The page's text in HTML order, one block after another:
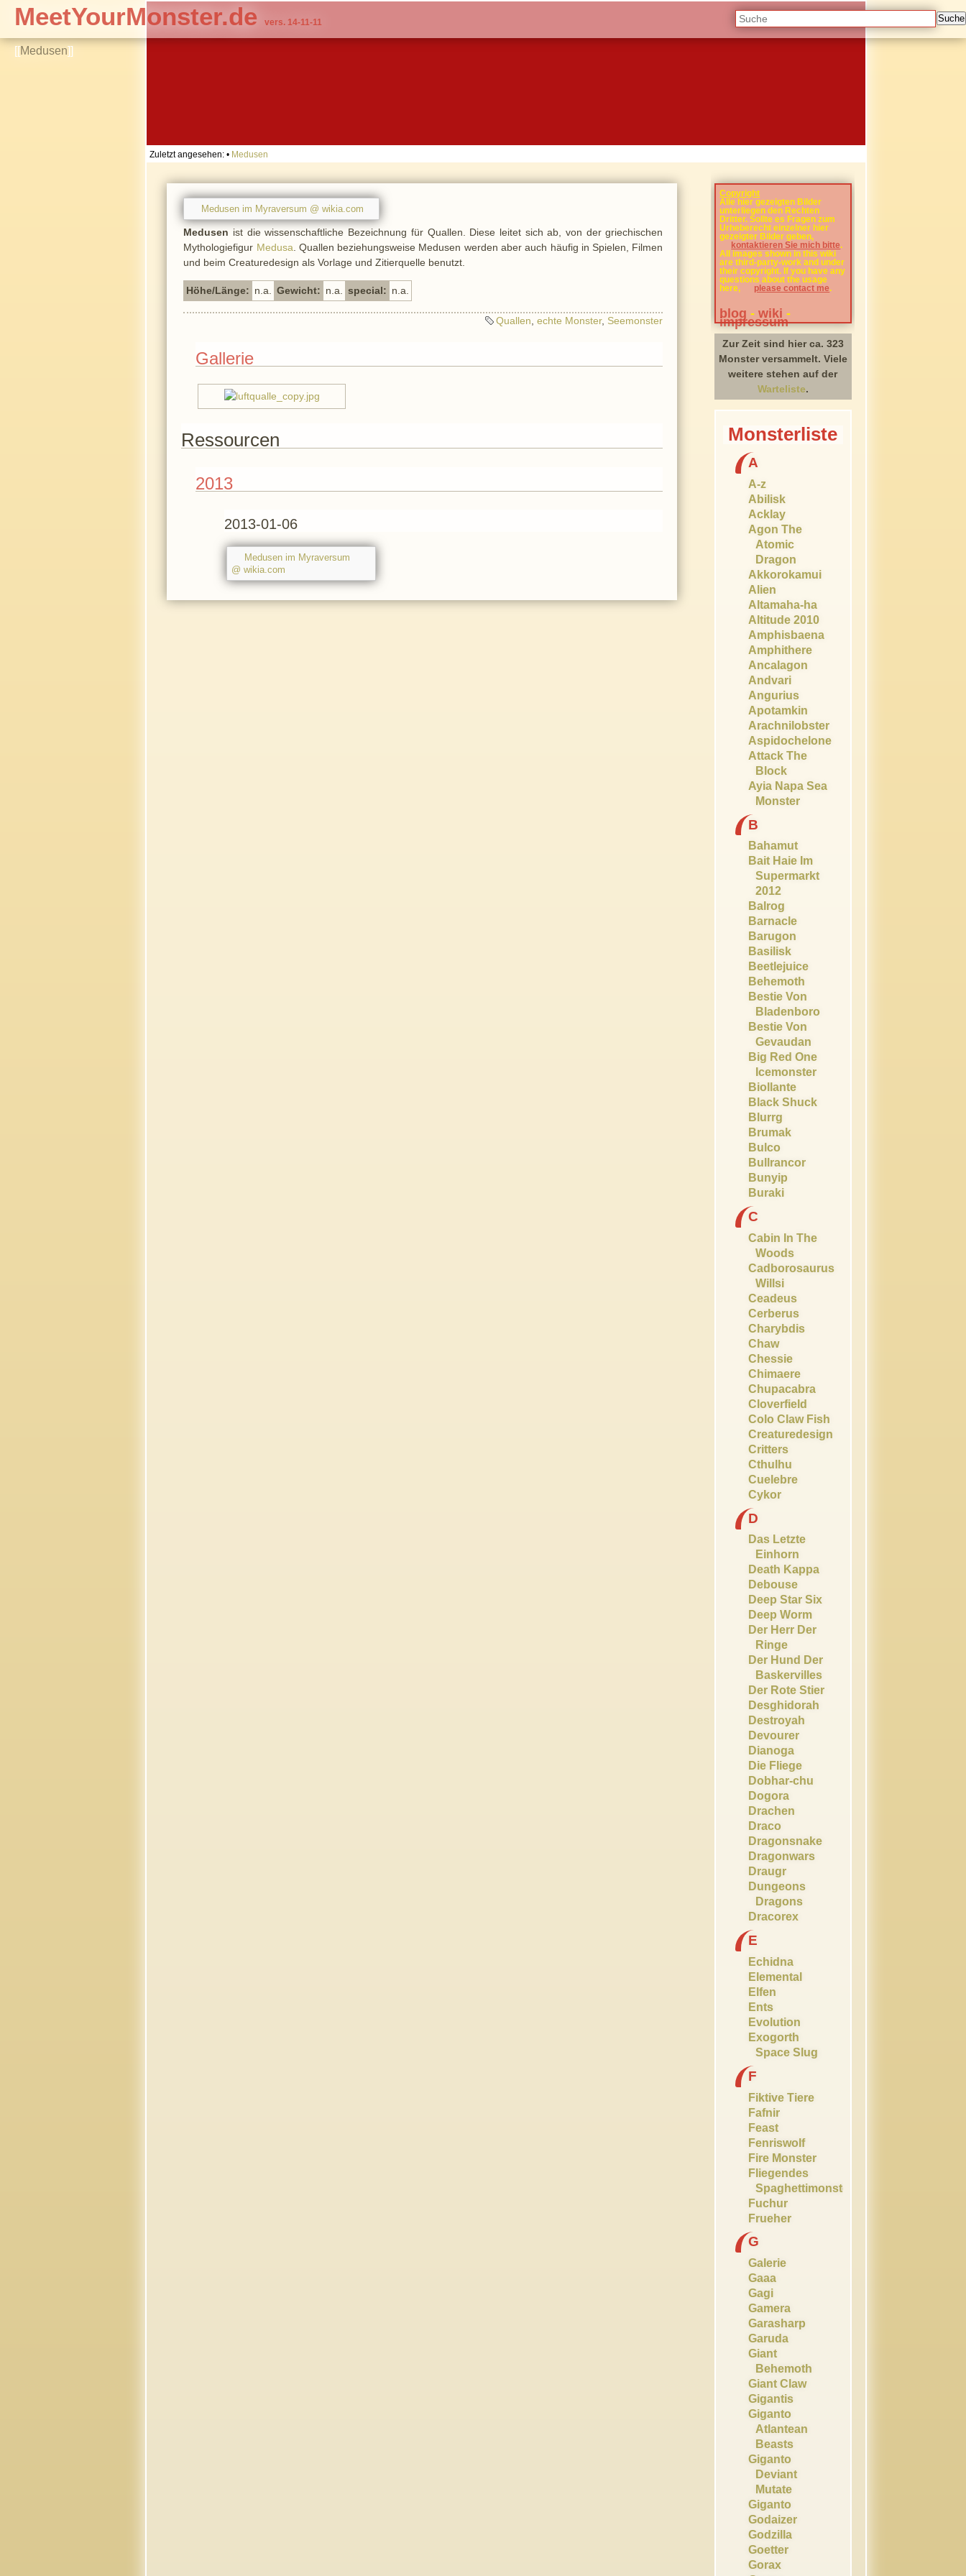
[[Medusen]]
MeetYourMonster.de vers. 14-11-11
Zuletzt angesehen: • Medusen
Medusen im Myraversum @ wikia.com
Medusen ist die wissenschaftliche Bezeichnung für Quallen. Diese leitet sich ab, von der griechischen
Mythologiefigur Medusa . Quallen beziehungsweise Medusen werden aber auch häufig in Spielen, Filmen
und beim Creaturedesign als Vorlage und Zitierquelle benutzt.
Höhe/Länge: n.a. Gewicht: n.a. special: n.a.
Quallen ,echte Monster, Seemonster
Gallerie
Ressourcen
2013
2013-01-06
Medusen im Myraversum
@ wikia.com
Suche
Copyright
Alle hier gezeigten Bilder
unterliegen den Rechten
Dritter. Sollte es Fragen zum
Urheberecht einzelner hier
gezeigter Bilder geben,
kontaktieren Sie mich bitte.
All images shown in this wiki
are third-party-work and under
their copyright. If you have any
questions about the usage
here,
please contact me.
blog -wiki -
impressum
Zur Zeit sind hier ca. 323
Monster versammelt. Viele
weitere stehen auf der
Warteliste.
Monsterliste
A
A-z
Abilisk
Acklay
Agon The
Atomic
Dragon
Akkorokamui
Alien
Altamaha-ha
Altitude 2010
Amphisbaena
Amphithere
Ancalagon
Andvari
Angurius
Apotamkin
Arachnilobster
Aspidochelone
Attack The
Block
Ayia Napa Sea
Monster
B
Bahamut
Bait Haie Im
Supermarkt
2012
Balrog
Barnacle
Barugon
Basilisk
Beetlejuice
Behemoth
Bestie Von
Bladenboro
Bestie Von
Gevaudan
Big Red One
Icemonster
Biollante
Black Shuck
Blurrg
Brumak
Bulco
Bullrancor
Bunyip
Buraki
C
Cabin In The
Woods
Cadborosaurus
Willsi
Ceadeus
Cerberus
Charybdis
Chaw
Chessie
Chimaere
Chupacabra
Cloverfield
Colo Claw Fish
Creaturedesign
Critters
Cthulhu
Cuelebre
Cykor
D
Das Letzte
Einhorn
Death Kappa
Debouse
Deep Star Six
Deep Worm
Der Herr Der
Ringe
Der Hund Der
Baskervilles
Der Rote Stier
Desghidorah
Destroyah
Devourer
Dianoga
Die Fliege
Dobhar-chu
Dogora
Drachen
Draco
Dragonsnake
Dragonwars
Draugr
Dungeons
Dragons
Dracorex
E
Echidna
Elemental
Elfen
Ents
Evolution
Exogorth
Space Slug
F
Fiktive Tiere
Fafnir
Feast
Fenriswolf
Fire Monster
Fliegendes
Spaghettimonster
Fuchur
Frueher
G
Galerie
Gaaa
Gagi
Gamera
Garasharp
Garuda
Giant
Behemoth
Giant Claw
Gigantis
Giganto
Atlantean
Beasts
Giganto
Deviant
Mutate
Giganto
Godaizer
Godzilla
Goetter
Gorax